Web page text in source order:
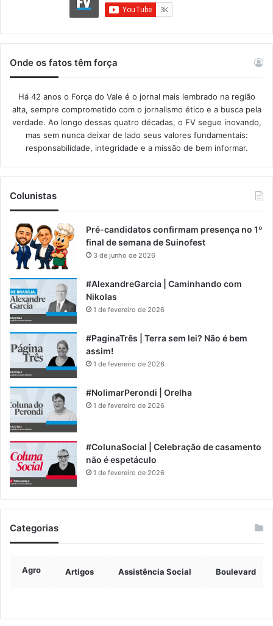
Onde os fatos têm força
Há 42 anos o Força do Vale é o jornal mais lembrado na região
alta, sempre comprometido com o jornalismo ético e a busca pela
verdade. Ao longo dessas quatro décadas, o FV segue inovando,
mas sem nunca deixar de lado seus valores fundamentais:
responsabilidade, integridade e a missão de bem informar.​
Colunistas
Pré-candidatos confirmam presença no 1º
final de semana de Suinofest
3 de junho de 2026
#AlexandreGarcia | Caminhando com
Nikolas
1 de fevereiro de 2026
#PaginaTrês | Terra sem lei? Não é bem
assim!
1 de fevereiro de 2026
#NolimarPerondi | Orelha
1 de fevereiro de 2026
#ColunaSocial | Celebração de casamento
não é espetáculo
1 de fevereiro de 2026
Categorias
Agro Artigos Assistência Social Boulevard